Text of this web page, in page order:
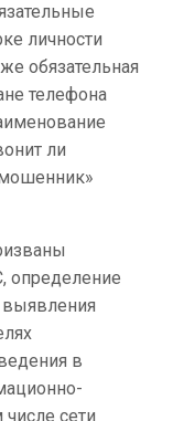
личности
обязательная
телефона
ли
определение
выявления
в
сети